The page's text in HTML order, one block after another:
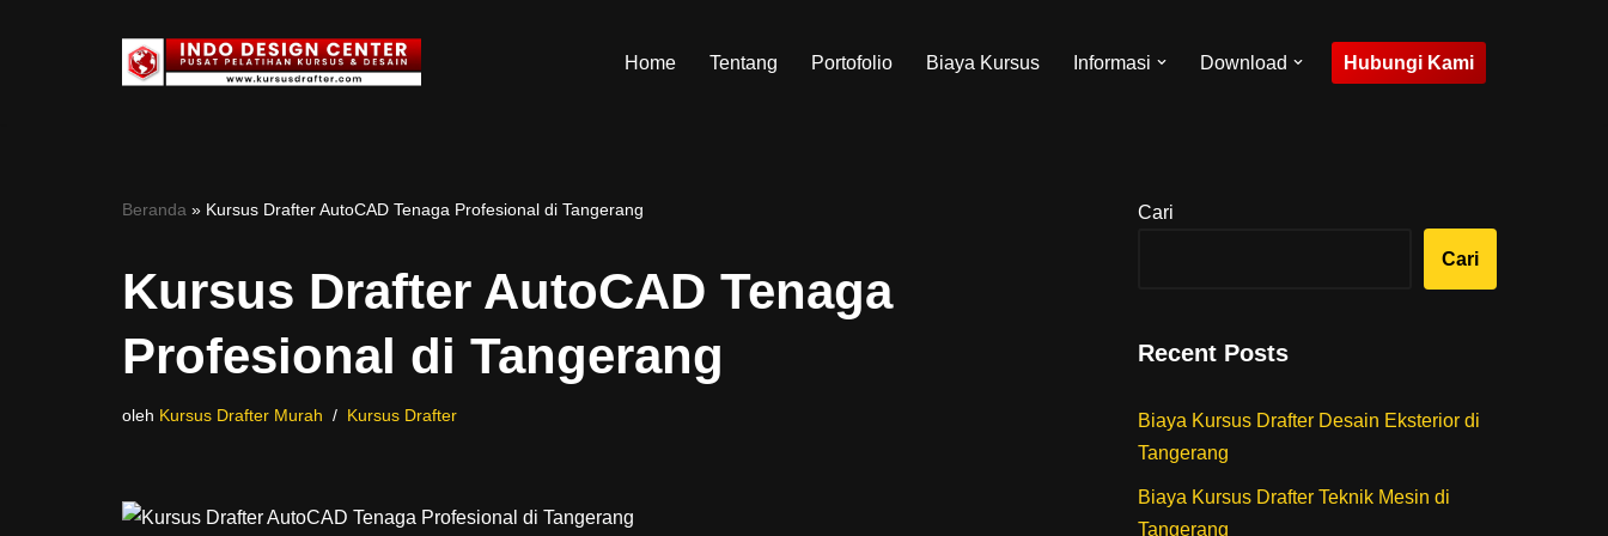
Home Tentang Portofolio Biaya Kursus Informasi Download Hubungi Kami
Beranda » Kursus Drafter AutoCAD Tenaga Profesional di Tangerang
Kursus Drafter AutoCAD Tenaga
Profesional di Tangerang
oleh Kursus Drafter Murah Kursus Drafter
Cari
Cari
Recent Posts
Biaya Kursus Drafter Desain Eksterior di
Tangerang
Biaya Kursus Drafter Teknik Mesin di
Tangerang